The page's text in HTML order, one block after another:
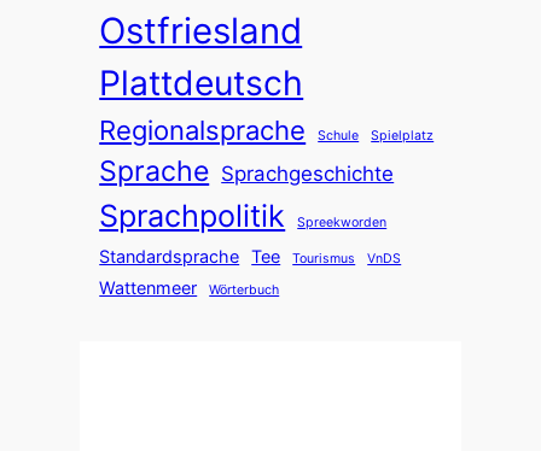
Ostfriesland
Plattdeutsch
Regionalsprache Schule Spielplatz
Sprache Sprachgeschichte
Sprachpolitik Spreekworden
Standardsprache Tee Tourismus VnDS
Wattenmeer Wörterbuch